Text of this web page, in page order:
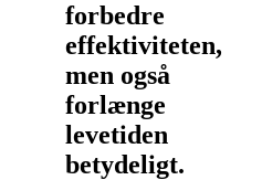
forbedre
effektiviteten,
men også
forlænge
levetiden
betydeligt.